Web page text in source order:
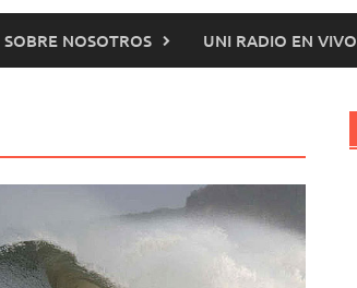
SOBRE NOSOTROS UNI RADIO EN VIVO